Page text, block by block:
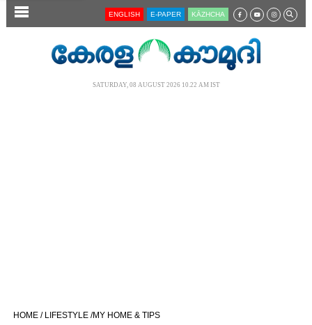
SECTIONS ENGLISH E-PAPER KĀZHCHA
SATURDAY, 08 AUGUST 2026 10.22 AM IST
HOME / LIFESTYLE /MY HOME & TIPS